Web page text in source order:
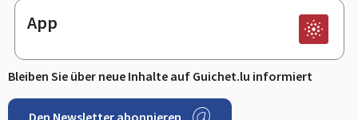
App
Bleiben Sie über neue Inhalte auf Guichet.lu informiert
Den Newsletter abonnieren